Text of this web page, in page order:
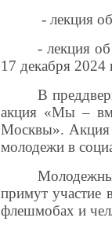
- лекция
- лекция
17 декабря 2024
В
акция «Мы –
Москвы». Акция
молодежи в
примут участие
флешмобах и